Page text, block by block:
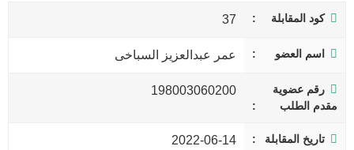
كود المقابلة 37
اسم العضو عمر عبدالعزيز السباخى
رقم عضوية
مقدم الطلب
198003060200
تاريخ المقابلة 2022-06-14